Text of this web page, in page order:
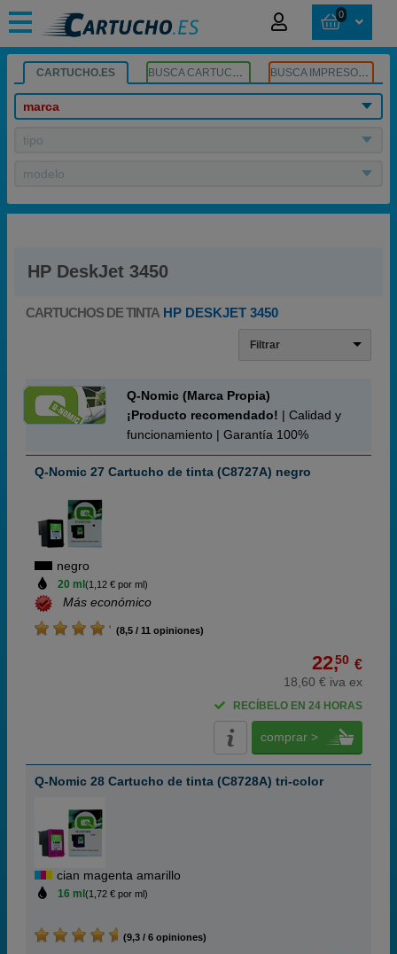
0
CARTUCHO.ES BUSCA CARTUCHOS BUSCA IMPRESORA
marca
tipo
modelo
HP DeskJet 3450
CARTUCHOS DE TINTA HP DESKJET 3450
Filtrar
Q-Nomic (Marca Propia)
¡Producto recomendado! | Calidad y
funcionamiento | Garantía 100%
Q-Nomic 27 Cartucho de tinta (C8727A) negro
negro
20 ml (1,12 € por ml)
Más económico
(8,5 / 11 opiniones)
22,50 €
18,60 € iva ex
RECÍBELO EN 24 HORAS
comprar >
Q-Nomic 28 Cartucho de tinta (C8728A) tri-color
cian magenta amarillo
16 ml (1,72 € por ml)
(9,3 / 6 opiniones)